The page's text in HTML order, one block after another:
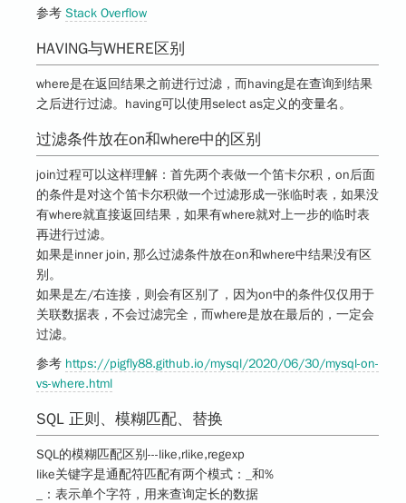
参考 Stack Overflow
HAVING与WHERE区别
where是在返回结果之前进行过滤，而having是在查询到结果
之后进行过滤。having可以使用select as定义的变量名。
过滤条件放在on和where中的区别
join过程可以这样理解：首先两个表做一个笛卡尔积，on后面
的条件是对这个笛卡尔积做一个过滤形成一张临时表，如果没
有where就直接返回结果，如果有where就对上一步的临时表
再进行过滤。
如果是inner join, 那么过滤条件放在on和where中结果没有区
别。
如果是左/右连接，则会有区别了，因为on中的条件仅仅用于
关联数据表，不会过滤完全，而where是放在最后的，一定会
过滤。
参考 https://pigfly88.github.io/mysql/2020/06/30/mysql-on-
vs-where.html
SQL 正则、模糊匹配、替换
SQL的模糊匹配区别---like,rlike,regexp
like关键字是通配符匹配有两个模式：_和%
_：表示单个字符，用来查询定长的数据